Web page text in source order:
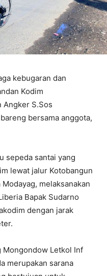
kebugaran dan
Kodim
Angker S.Sos
bersama anggota,
sepeda santai yang
lewat jalur Kotobangun
melaksanakan
Bapak Sudarno
dengan jarak
Mongondow Letkol Inf
merupakan sarana